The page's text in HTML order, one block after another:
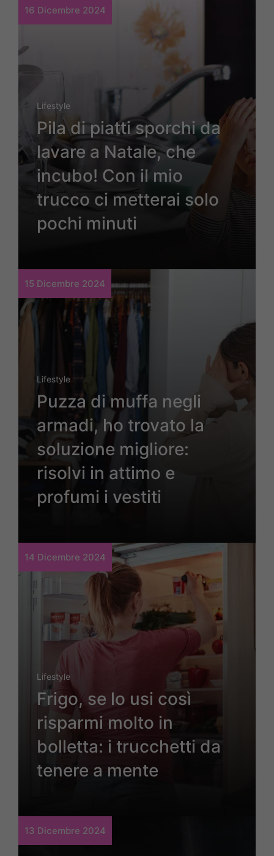
16 Dicembre 2024
Lifestyle
Pila di piatti sporchi da
lavare a Natale, che
incubo! Con il mio
trucco ci metterai solo
pochi minuti
15 Dicembre 2024
Lifestyle
Puzza di muffa negli
armadi, ho trovato la
soluzione migliore:
risolvi in attimo e
profumi i vestiti
14 Dicembre 2024
Lifestyle
Frigo, se lo usi così
risparmi molto in
bolletta: i trucchetti da
tenere a mente
13 Dicembre 2024